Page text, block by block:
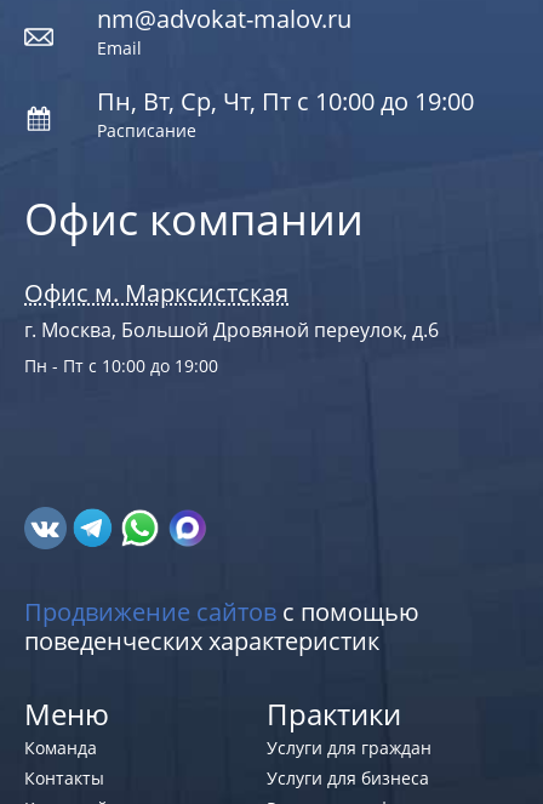
Офис компании
Офис м. Марксистская
г. Москва, Большой Дровяной переулок, д.6
Пн - Пт с 10:00 до 19:00
nm@advokat-malov.ru
Email
Пн, Вт, Ср, Чт, Пт с 10:00 до 19:00
Расписание
Продвижение сайтов с помощью
поведенческих характеристик
Меню
Команда
Контакты
Практики
Услуги для граждан
Услуги для бизнеса